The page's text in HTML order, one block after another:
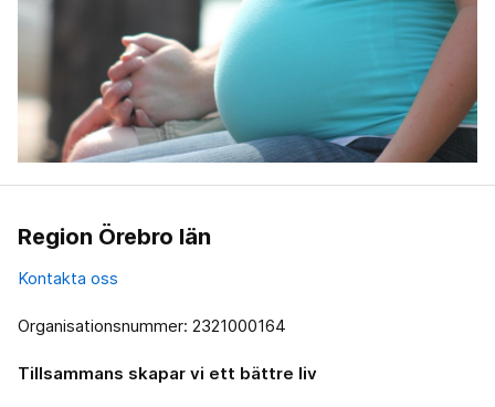
Region Örebro län
Kontakta oss
Organisationsnummer: 2321000164
Tillsammans skapar vi ett bättre liv